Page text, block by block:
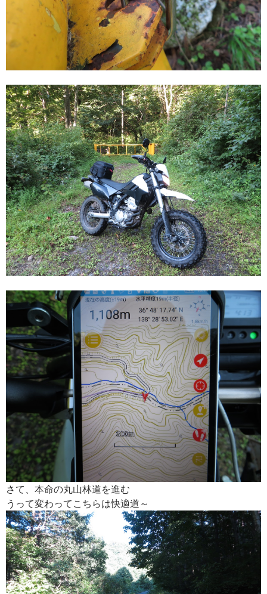
さて、本命の丸山林道を進む
うって変わってこちらは快適道～